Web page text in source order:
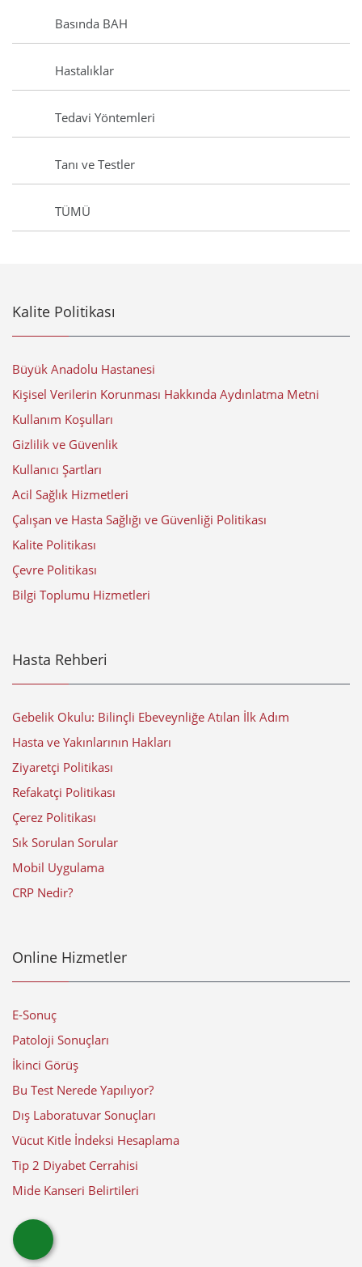
Basında BAH
Hastalıklar
Tedavi Yöntemleri
Tanı ve Testler
TÜMÜ
Kalite Politikası
Büyük Anadolu Hastanesi
Kişisel Verilerin Korunması Hakkında Aydınlatma Metni
Kullanım Koşulları
Gizlilik ve Güvenlik
Kullanıcı Şartları
Acil Sağlık Hizmetleri
Çalışan ve Hasta Sağlığı ve Güvenliği Politikası
Kalite Politikası
Çevre Politikası
Bilgi Toplumu Hizmetleri
Hasta Rehberi
Gebelik Okulu: Bilinçli Ebeveynliğe Atılan İlk Adım
Hasta ve Yakınlarının Hakları
Ziyaretçi Politikası
Refakatçi Politikası
Çerez Politikası
Sık Sorulan Sorular
Mobil Uygulama
CRP Nedir?
Online Hizmetler
E-Sonuç
Patoloji Sonuçları
İkinci Görüş
Bu Test Nerede Yapılıyor?
Dış Laboratuvar Sonuçları
Vücut Kitle İndeksi Hesaplama
Tip 2 Diyabet Cerrahisi
Mide Kanseri Belirtileri